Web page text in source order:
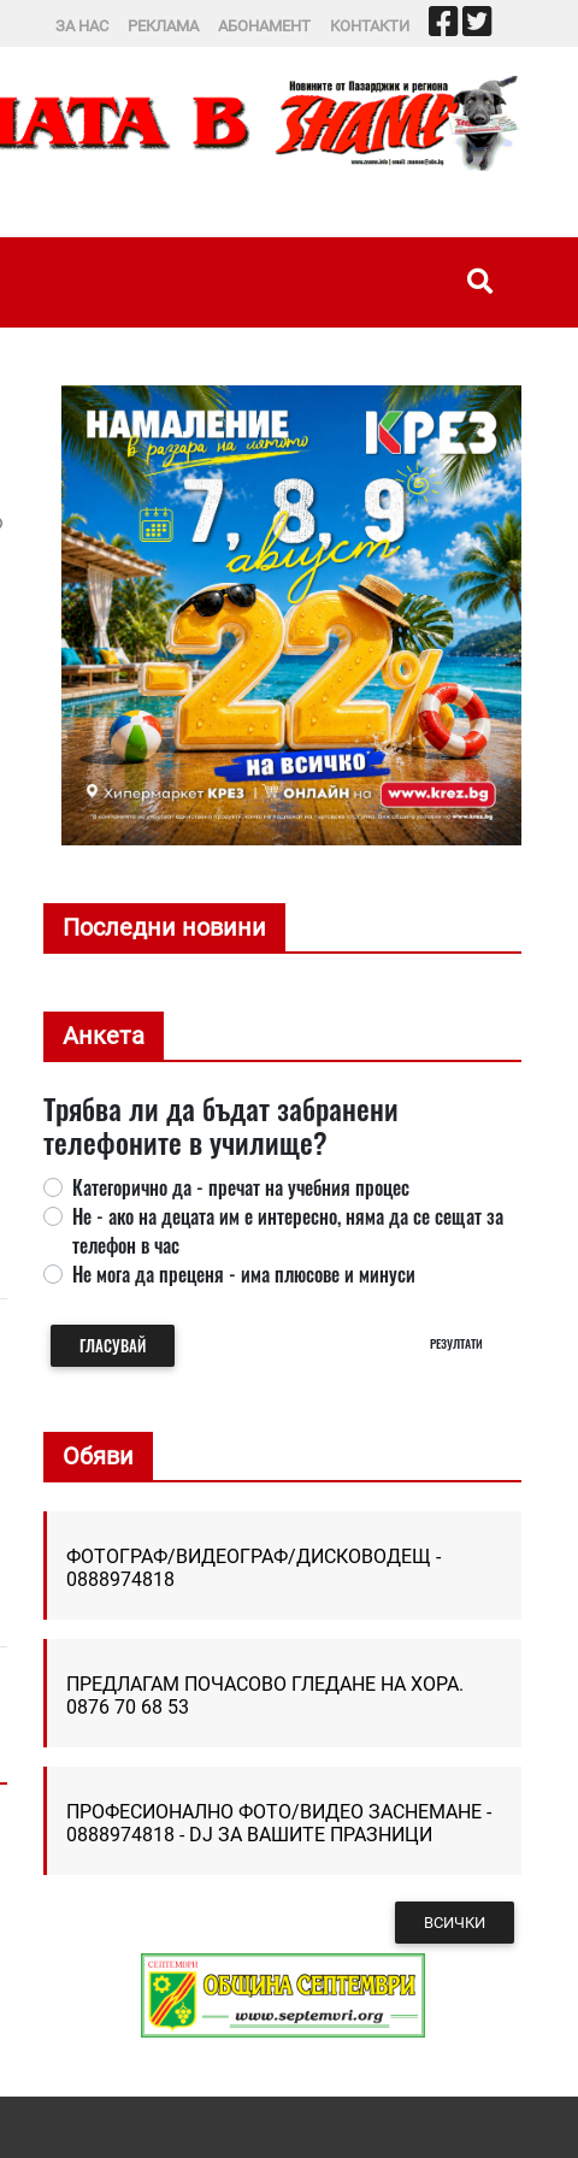
ЗА НАС РЕКЛАМА АБОНАМЕНТ КОНТАКТИ
Последни новини
Анкета
Трябва ли да бъдат забранени
телефоните в училище?
Категорично да - пречат на учебния процес
Не - ако на децата им е интересно, няма да се сещат за
телефон в час
Не мога да преценя - има плюсове и минуси
ГЛАСУВАЙ РЕЗУЛТАТИ
Обяви
ФОТОГРАФ/ВИДЕОГРАФ/ДИСКОВОДЕЩ -
0888974818
ПРЕДЛАГАМ ПОЧАСОВО ГЛЕДАНЕ НА ХОРА.
0876 70 68 53
ПРОФЕСИОНАЛНО ФОТО/ВИДЕО ЗАСНЕМАНЕ -
0888974818 - DJ ЗА ВАШИТЕ ПРАЗНИЦИ
ВСИЧКИ